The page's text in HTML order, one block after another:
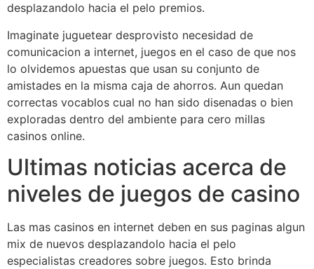
desplazandolo hacia el pelo premios.
Imaginate juguetear desprovisto necesidad de
comunicacion a internet, juegos en el caso de que nos
lo olvidemos apuestas que usan su conjunto de
amistades en la misma caja de ahorros. Aun quedan
correctas vocablos cual no han sido disenadas o bien
exploradas dentro del ambiente para cero millas
casinos online.
Ultimas noticias acerca de
niveles de juegos de casino
Las mas casinos en internet deben en sus paginas algun
mix de nuevos desplazandolo hacia el pelo
especialistas creadores sobre juegos. Esto brinda